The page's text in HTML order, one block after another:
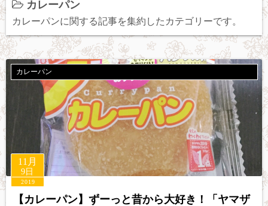
カレーパン
カレーパンに関する記事を集約したカテゴリーです。
カレーパン
11月
9日
2019
【カレーパン】ずーっと昔から大好き！「ヤマザ